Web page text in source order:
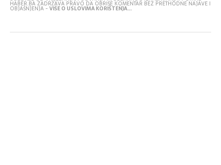
HABER.BA ZADRŽAVA PRAVO DA OBRIŠE KOMENTAR BEZ PRETHODNE NAJAVE I
OBJAŠNJENJA -VIŠE O USLOVIMA KORIŠTENJA...